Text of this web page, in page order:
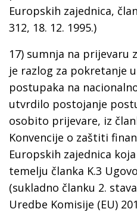
Europskih zajednica,
312, 18. 12. 1995.)
17) sumnja na prijevaru
je razlog za pokretanje
postupaka na
utvrdilo postojanje
osobito prijevare, iz
Konvencije o zaštiti
Europskih zajednica
temelju članka K.3
(sukladno članku 2.
Uredbe Komisije (EU)